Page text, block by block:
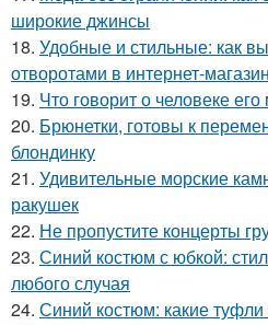
широкие джинсы
18. Удобные и стильные: как
отворотами в интернет-
19. Что говорит о человеке
20. Брюнетки, готовы к
блондинку
21. Удивительные морские
ракушек
22. Не пропустите концерты
23. Синий костюм с юбкой:
любого случая
24. Синий костюм: какие